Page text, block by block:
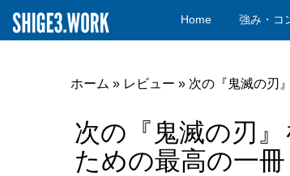
Home 強み・コ
ホーム » レビュー » 次の『鬼滅の刃
次の『鬼滅の刃
ための最高の一冊